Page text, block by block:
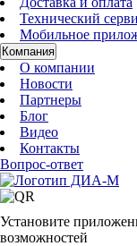
Технический
Мобильное
Компания
О компании
Новости
Партнеры
Блог
Видео
Контакты
Вопрос-ответ
Установите
возможностей